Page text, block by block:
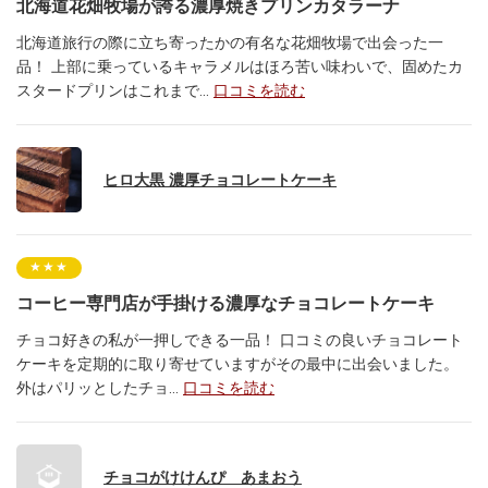
北海道花畑牧場が誇る濃厚焼きプリンカタラーナ
北海道旅行の際に立ち寄ったかの有名な花畑牧場で出会った一
品！ 上部に乗っているキャラメルはほろ苦い味わいで、固めたカ
スタードプリンはこれまで
口コミを読む
ヒロ大黒 濃厚チョコレートケーキ
★★★
コーヒー専門店が手掛ける濃厚なチョコレートケーキ
チョコ好きの私が一押しできる一品！ 口コミの良いチョコレート
ケーキを定期的に取り寄せていますがその最中に出会いました。
外はパリッとしたチョ
口コミを読む
チョコがけけんぴ あまおう